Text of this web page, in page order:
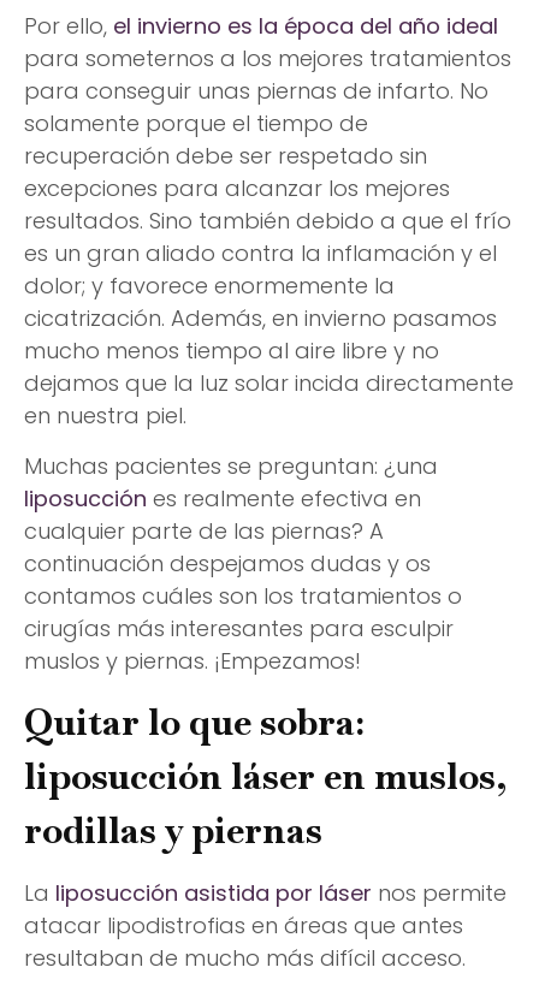
Por ello, el invierno es la época del año ideal
para someternos a los mejores tratamientos
para conseguir unas piernas de infarto. No
solamente porque el tiempo de
recuperación debe ser respetado sin
excepciones para alcanzar los mejores
resultados. Sino también debido a que el frío
es un gran aliado contra la inflamación y el
dolor; y favorece enormemente la
cicatrización. Además, en invierno pasamos
mucho menos tiempo al aire libre y no
dejamos que la luz solar incida directamente
en nuestra piel.
Muchas pacientes se preguntan: ¿una
liposucción es realmente efectiva en
cualquier parte de las piernas? A
continuación despejamos dudas y os
contamos cuáles son los tratamientos o
cirugías más interesantes para esculpir
muslos y piernas. ¡Empezamos!
Quitar lo que sobra:
liposucción láser en muslos,
rodillas y piernas
La liposucción asistida por láser nos permite
atacar lipodistrofias en áreas que antes
resultaban de mucho más difícil acceso.